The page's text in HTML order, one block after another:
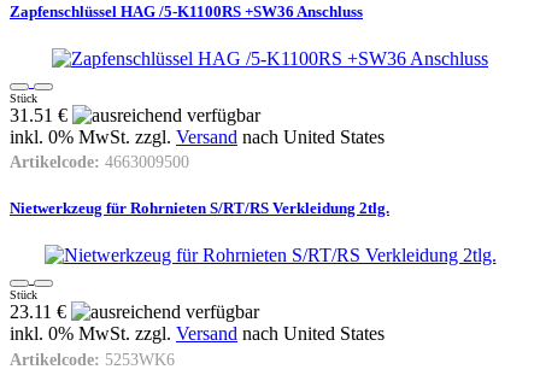
Zapfenschlüssel HAG /5-K1100RS +SW36 Anschluss
Stück
31.51 €
inkl. 0% MwSt. zzgl. Versand nach United States
Artikelcode: 4663009500
Nietwerkzeug für Rohrnieten S/RT/RS Verkleidung 2tlg.
Stück
23.11 €
inkl. 0% MwSt. zzgl. Versand nach United States
Artikelcode: 5253WK6